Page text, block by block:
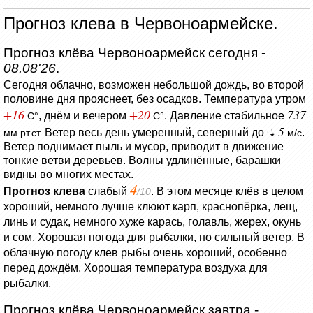
Прогноз клева в Червоноармейске.
Прогноз клёва Червоноармейск сегодня -
08.08'26.
Сегодня облачно, возможен небольшой дождь, во второй
половине дня прояснеет, без осадков. Температура утром
+16 C°, днём и вечером +20 C°. Давление стабильное 737
мм.рт.ст. Ветер весь день умеренный, северный до 5 м/с.
Ветер поднимает пыль и мусор, приводит в движение
тонкие ветви деревьев. Волны удлинённые, барашки
видны во многих местах.
Прогноз клева слабый 4/10. В этом месяце клёв в целом
хороший, немного лучше клюют карп, краснопёрка, лещ,
линь и судак, немного хуже карась, голавль, жерех, окунь
и сом. Хорошая погода для рыбалки, но сильный ветер. В
облачную погоду клев рыбы очень хороший, особенно
перед дождём. Хорошая температура воздуха для
рыбалки.